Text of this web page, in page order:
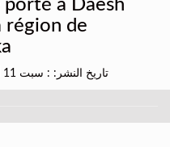
porté à Daesh
région de
تاريخ النشر: : سبت 11 أكتوبر 2025